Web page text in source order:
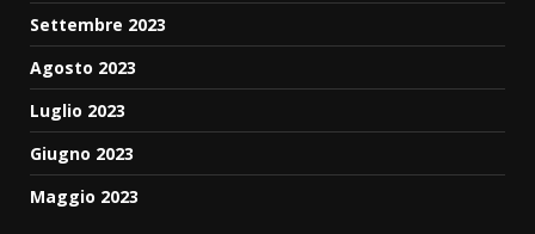
Settembre 2023
Agosto 2023
Luglio 2023
Giugno 2023
Maggio 2023